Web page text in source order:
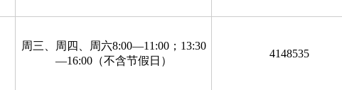
周三、周四、周六8:00—11:00；13:30
—16:00（不含节假日）
4148535